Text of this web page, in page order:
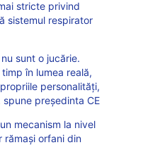
stricte privind
sistemul respirator
sunt o jucărie.
în lumea reală,
personalități,
președinta CE
mecanism la nivel
rămași orfani din